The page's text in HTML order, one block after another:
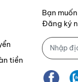
tiền
Bạn
Đăng ký